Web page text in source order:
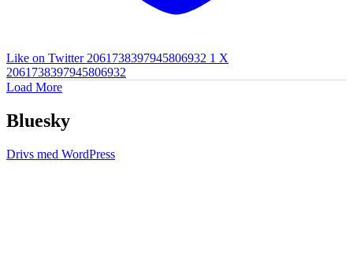
Like on Twitter 2061738397945806932 1 X
2061738397945806932
Load More
Bluesky
Drivs med WordPress